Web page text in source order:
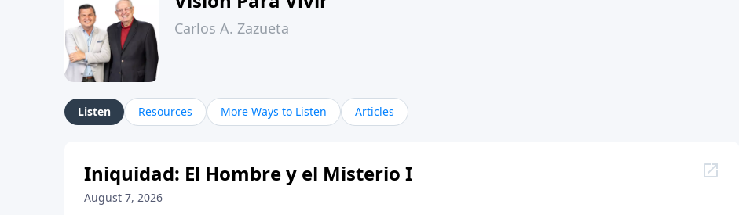
Carlos A. Zazueta
Listen Resources More Ways to Listen Articles
Iniquidad: El Hombre y el Misterio I
August 7, 2026